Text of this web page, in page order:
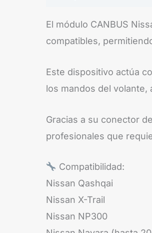
El módulo CANBUS
compatibles,
Este dispositivo actúa
los mandos del volante,
Gracias a su conector
profesionales que
Compatibilidad:
Nissan Qashqai
Nissan X-Trail
Nissan NP300